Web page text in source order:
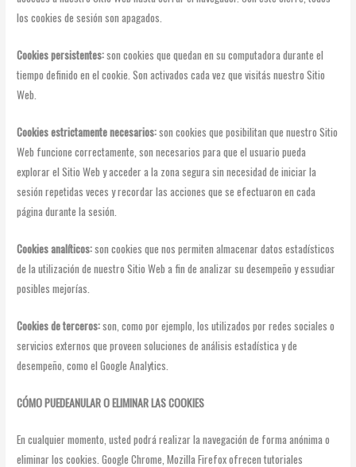
los cookies de sesión son apagados.
Cookies persistentes:son cookies que quedan en su computadora durante el
tiempo definido en el cookie. Son activados cada vez que visitás nuestro Sitio
Web.
Cookies estrictamente necesarios:son cookies que posibilitan que nuestro Sitio
Web funcione correctamente, son necesarios para que el usuario pueda
explorar el Sitio Web y acceder a la zona segura sin necesidad de iniciar la
sesión repetidas veces y recordar las acciones que se efectuaron en cada
página durante la sesión.
Cookies analíticos:son cookies que nos permiten almacenar datos estadísticos
de la utilización de nuestro Sitio Web a fin de analizar su desempeño y essudiar
posibles mejorías.
Cookies de terceros:son, como por ejemplo, los utilizados por redes sociales o
servicios externos que proveen soluciones de análisis estadística y de
desempeño, como el Google Analytics.
CÓMO PUEDEANULAR O ELIMINAR LAS COOKIES
En cualquier momento, usted podrá realizar la navegación de forma anónima o
eliminar los cookies. Google Chrome, Mozilla Firefox ofrecen tutoriales